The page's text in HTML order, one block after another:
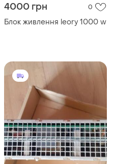
4000 грн 0
Блок живлення leory 1000 w